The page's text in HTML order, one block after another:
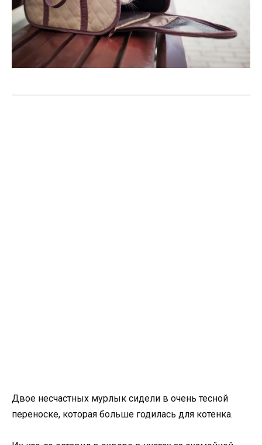
Двое несчастных мурлык сидели в очень тесной
переноске, которая больше годилась для котенка.